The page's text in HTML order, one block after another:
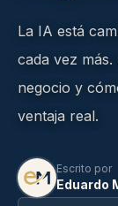
La IA está
cada vez
negocio y
ventaja real.
Escrito por
Eduardo